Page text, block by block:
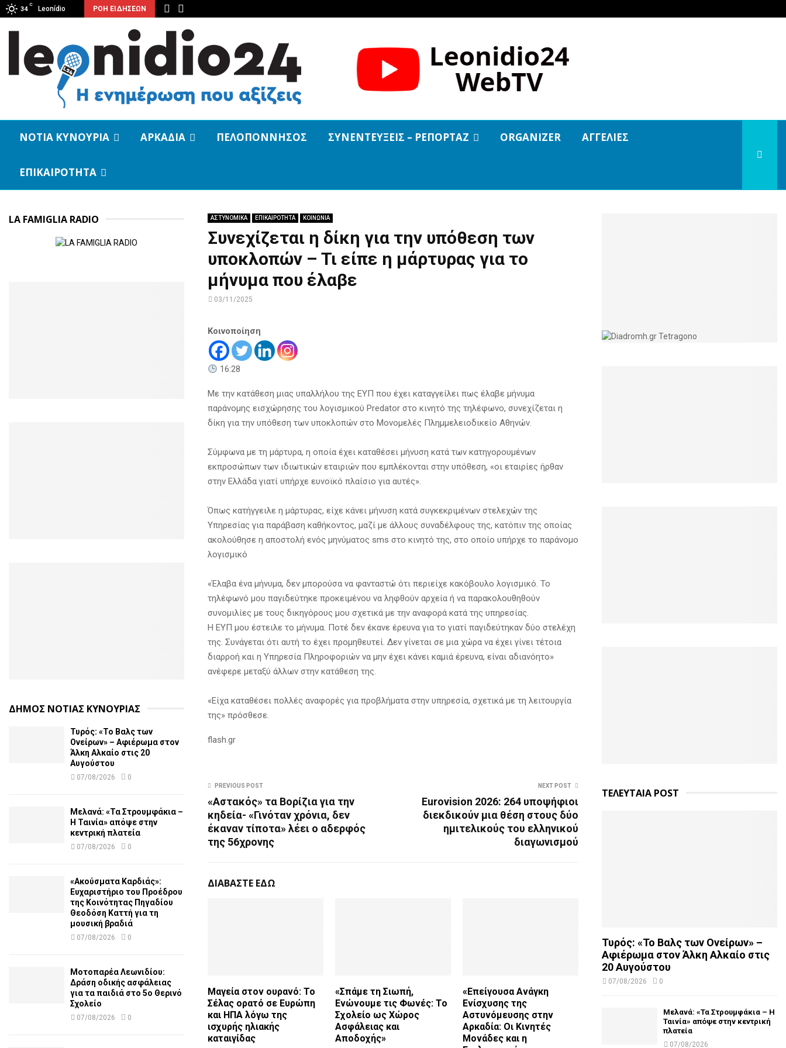
34
C
Leonídio ΡΟΗ ΕΙΔΗΣΕΩΝ
ΝΟΤΙΑ ΚΥΝΟΥΡΙΑ ΑΡΚΑΔΙΑ ΠΕΛΟΠΟΝΝΗΣΟΣ ΣΥΝΕΝΤΕΥΞΕΙΣ – ΡΕΠΟΡΤΑΖ ORGANIZER ΑΓΓΕΛΙΕΣ
ΕΠΙΚΑΙΡΟΤΗΤΑ
ΑΣΤΥΝΟΜΙΚΑ ΕΠΙΚΑΙΡΟΤΗΤΑ ΚΟΙΝΩΝΙΑ
Συνεχίζεται η δίκη για την υπόθεση των
υποκλοπών – Τι είπε η μάρτυρας για το
μήνυμα που έλαβε
03/11/2025
Κοινοποίηση
16:28
Με την κατάθεση μιας υπαλλήλου της ΕΥΠ που έχει καταγγείλει πως έλαβε μήνυμα
παράνομης εισχώρησης του λογισμικού Predator στο κινητό της τηλέφωνο, συνεχίζεται η
δίκη για την υπόθεση των υποκλοπών στο Μονομελές Πλημμελειοδικείο Αθηνών.
Σύμφωνα με τη μάρτυρα, η οποία έχει καταθέσει μήνυση κατά των κατηγορουμένων
εκπροσώπων των ιδιωτικών εταιριών που εμπλέκονται στην υπόθεση, «οι εταιρίες ήρθαν
στην Ελλάδα γιατί υπήρχε ευνοϊκό πλαίσιο για αυτές».
Όπως κατήγγειλε η μάρτυρας, είχε κάνει μήνυση κατά συγκεκριμένων στελεχών της
Υπηρεσίας για παράβαση καθήκοντος, μαζί με άλλους συναδέλφους της, κατόπιν της οποίας
ακολούθησε η αποστολή ενός μηνύματος sms στο κινητό της, στο οποίο υπήρχε το παράνομο
λογισμικό
«Έλαβα ένα μήνυμα, δεν μπορούσα να φανταστώ ότι περιείχε κακόβουλο λογισμικό. Το
τηλέφωνό μου παγιδεύτηκε προκειμένου να ληφθούν αρχεία ή να παρακολουθηθούν
συνομιλίες με τους δικηγόρους μου σχετικά με την αναφορά κατά της υπηρεσίας.
Η ΕΥΠ μου έστειλε το μήνυμα. Ποτέ δεν έκανε έρευνα για το γιατί παγιδεύτηκαν δύο στελέχη
της. Συνάγεται ότι αυτή το έχει προμηθευτεί. Δεν γίνεται σε μια χώρα να έχει γίνει τέτοια
διαρροή και η Υπηρεσία Πληροφοριών να μην έχει κάνει καμιά έρευνα, είναι αδιανόητο»
ανέφερε μεταξύ άλλων στην κατάθεση της.
«Είχα καταθέσει πολλές αναφορές για προβλήματα στην υπηρεσία, σχετικά με τη λειτουργία
της» πρόσθεσε.
flash.gr
PREVIOUS POST
«Αστακός» τα Βορίζια για την
κηδεία- «Γινόταν χρόνια, δεν
έκαναν τίποτα» λέει ο αδερφός
της 56χρονης
NEXT POST
Eurovision 2026: 264 υποψήφιοι
διεκδικούν μια θέση στους δύο
ημιτελικούς του ελληνικού
διαγωνισμού
ΔΙΑΒΑΣΤΕ ΕΔΩ
Μαγεία στον ουρανό: Το
Σέλας ορατό σε Ευρώπη
και ΗΠΑ λόγω της
ισχυρής ηλιακής
καταιγίδας
«Σπάμε τη Σιωπή,
Ενώνουμε τις Φωνές: Το
Σχολείο ως Χώρος
Ασφάλειας και
Αποδοχής»
«Επείγουσα Ανάγκη
Ενίσχυσης της
Αστυνόμευσης στην
Αρκαδία: Οι Κινητές
Μονάδες και η
LA FAMIGLIA RADIO
ΔΗΜΟΣ ΝΟΤΙΑΣ ΚΥΝΟΥΡΙΑΣ
Τυρός: «Το Βαλς των
Ονείρων» – Αφιέρωμα στον
Άλκη Αλκαίο στις 20
Αυγούστου
07/08/2026 0
Μελανά: «Τα Στρουμφάκια –
Η Ταινία» απόψε στην
κεντρική πλατεία
07/08/2026 0
«Ακούσματα Καρδιάς»:
Ευχαριστήριο του Προέδρου
της Κοινότητας Πηγαδίου
Θεοδόση Καττή για τη
μουσική βραδιά
07/08/2026 0
Μοτοπαρέα Λεωνιδίου:
Δράση οδικής ασφάλειας
για τα παιδιά στο 5ο Θερινό
Σχολείο
07/08/2026 0
ΤΕΛΕΥΤΑΙΑ POST
Τυρός: «Το Βαλς των Ονείρων» –
Αφιέρωμα στον Άλκη Αλκαίο στις
20 Αυγούστου
07/08/2026 0
Μελανά: «Τα Στρουμφάκια – Η
Ταινία» απόψε στην κεντρική
πλατεία
07/08/2026